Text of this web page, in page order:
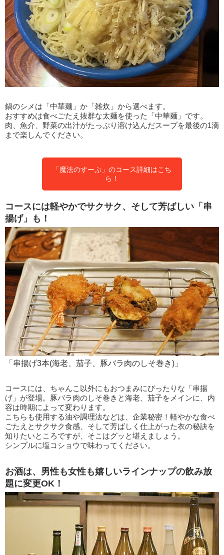
鍋のシメは「中華麺」か「雑炊」から選べます。
おすすめは食べごたえ抜群な太麺を使った「中華麺」です。
肉、魚介、野菜の出汁がたっぷり溶け込んだスープを最後の1滴
まで楽しんでください。
「魔法のすーぷ」のコース詳細はこち
ら！
コースには軽やかでサクサク、そして芳ばしい「串
揚げ」も！
「串揚げ3本(海老、茄子、豚バラ肉のしそ巻き)」
コースには、ちゃんこ以外にもおつまみにぴったりな「串揚
げ」が登場。豚バラ肉のしそ巻きと海老、茄子をメインに、内
容は時期によって変わります。
こちらも使用する油や調理法などは、企業秘密！軽やかな食べ
ごたえとサクサク食感、そして芳ばしく仕上がった衣の秘訣を
知りたいところですが、そこはグッと堪えましょう。
シンプルに塩コショウで味わってください。
お酒は、男性も女性も嬉しいラインナップの飲み放
題に変更OK！